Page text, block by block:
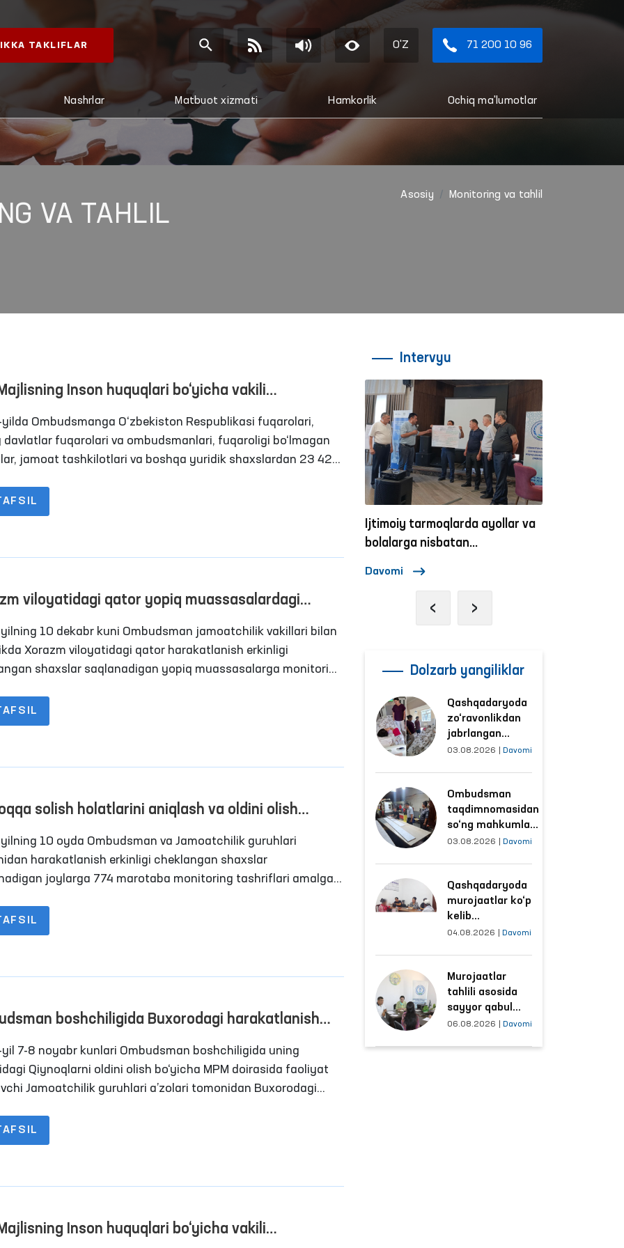
TAKLIFLAR O'Z 71 200 10 96
Nashrlar Matbuot xizmati Hamkorlik Ochiq ma'lumotlar
VA TAHLIL
Asosiy Monitoring va tahlil
Inson huquqlari bo‘yicha vakili
tomonidan 2024-yilda amalga oshirilgan
yuzasidan BRIFING
Ombudsmanga O‘zbekiston Respublikasi fuqarolari,
davlatlar fuqarolari va ombudsmanlari, fuqaroligi bo‘lmagan
jamoat tashkilotlari va boshqa yuridik shaxslardan 23 422
saqlash hibsxonalari, tergov hibsxonalari, jazoni ijro etish
intizomiy qismlar, majburiy davolash
viloyatidagi qator yopiq muassasalardagi
o‘rganildi
10 dekabr kuni Ombudsman jamoatchilik vakillari bilan
erkinligi
shaxslar saqlanadigan yopiq muassasalarga monitoring
ovqatlanish, tibbiy xizmat
isitish tizimi va boshqa holatlar o‘rganildi. Monitoring
solish holatlarini aniqlash va oldini olish
Oliy Majlisning Inson huquqlari bo‘yicha vakili
tomonidan 2024 yilning o‘n oyida amalga
ishlar yuzasidan BRIFING
10 oyda Ombudsman va Jamoatchilik guruhlari
harakatlanish erkinligi cheklangan shaxslar
joylarga 774 marotaba monitoring tashriflari amalga
edi.
boshchiligida Buxorodagi harakatlanish
cheklangan shaxslar saqlanadigann yopiq
sharoitlar o‘rganildi
7-8 noyabr kunlari Ombudsman boshchiligida uning
Qiynoqlarni oldini olish bo‘yicha MPM doirasida faoliyat
Jamoatchilik guruhlari a’zolari tomonidan Buxorodagi
Jarayonlarda OAV vakillari ham ishtirok etishdi.
Inson huquqlari bo‘yicha vakili
Intervyu
darslar o‘tkazilmoqda
Ijtimoiy tarmoqlarda ayollar va
bolalarga nisbatan
Davomi
‹ ›
Dolzarb yangiliklar
Qashqadaryoda
zo‘ravonlikdan
jabrlangan
ayolning holati
o‘rganildi
03.08.2026 Davomi
Ombudsman
taqdimnomasidan
so‘ng mahkumlar
mehnat
sharoitlar
yaxshilandi
03.08.2026 Davomi
Qashqadaryoda
murojaatlar ko‘p
kelib
tushayotgan
yo‘lga qo‘yildi
04.08.2026 Davomi
Murojaatlar
tahlili asosida
sayyor qabul
o‘tkaziladigan
06.08.2026 Davomi